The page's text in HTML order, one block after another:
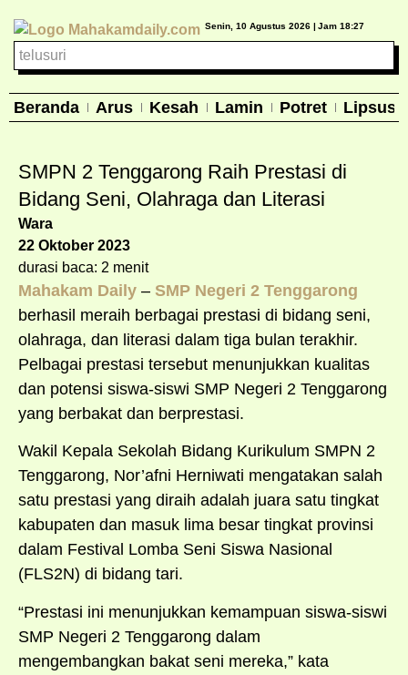
Senin, 10 Agustus 2026 | Jam 18:27
Beranda Arus Kesah Lamin Potret Lipsus
SMPN 2 Tenggarong Raih Prestasi di
Bidang Seni, Olahraga dan Literasi
Wara
22 Oktober 2023
durasi baca: 2 menit
Mahakam Daily – SMP Negeri 2 Tenggarong
berhasil meraih berbagai prestasi di bidang seni,
olahraga, dan literasi dalam tiga bulan terakhir.
Pelbagai prestasi tersebut menunjukkan kualitas
dan potensi siswa-siswi SMP Negeri 2 Tenggarong
yang berbakat dan berprestasi.
Wakil Kepala Sekolah Bidang Kurikulum SMPN 2
Tenggarong, Nor’afni Herniwati mengatakan salah
satu prestasi yang diraih adalah juara satu tingkat
kabupaten dan masuk lima besar tingkat provinsi
dalam Festival Lomba Seni Siswa Nasional
(FLS2N) di bidang tari.
“Prestasi ini menunjukkan kemampuan siswa-siswi
SMP Negeri 2 Tenggarong dalam
mengembangkan bakat seni mereka,” kata